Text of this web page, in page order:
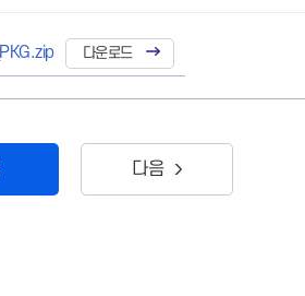
다음